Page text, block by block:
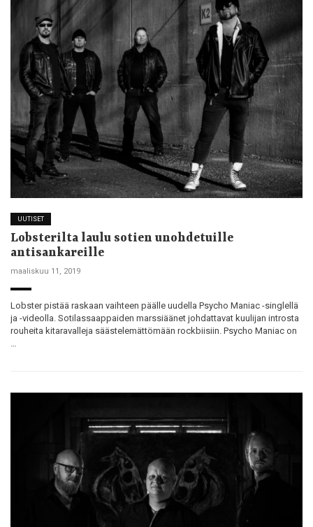
UUTISET
Lobsterilta laulu sotien unohdetuille
antisankareille
maaliskuu 11, 2019
Lobster pistää raskaan vaihteen päälle uudella Psycho Maniac -singlellä
ja -videolla. Sotilassaappaiden marssiäänet johdattavat kuulijan introsta
rouheita kitaravalleja säästelemättömään rockbiisiin. Psycho Maniac on
…